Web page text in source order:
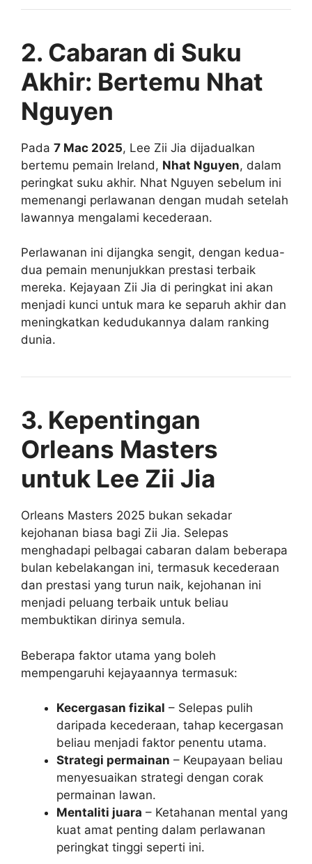
2. Cabaran di Suku
Akhir: Bertemu Nhat
Nguyen
Pada 7 Mac 2025, Lee Zii Jia dijadualkan
bertemu pemain Ireland, Nhat Nguyen, dalam
peringkat suku akhir. Nhat Nguyen sebelum ini
memenangi perlawanan dengan mudah setelah
lawannya mengalami kecederaan.
Perlawanan ini dijangka sengit, dengan kedua-
dua pemain menunjukkan prestasi terbaik
mereka. Kejayaan Zii Jia di peringkat ini akan
menjadi kunci untuk mara ke separuh akhir dan
meningkatkan kedudukannya dalam ranking
dunia.
3. Kepentingan
Orleans Masters
untuk Lee Zii Jia
Orleans Masters 2025 bukan sekadar
kejohanan biasa bagi Zii Jia. Selepas
menghadapi pelbagai cabaran dalam beberapa
bulan kebelakangan ini, termasuk kecederaan
dan prestasi yang turun naik, kejohanan ini
menjadi peluang terbaik untuk beliau
membuktikan dirinya semula.
Beberapa faktor utama yang boleh
mempengaruhi kejayaannya termasuk:
Kecergasan fizikal – Selepas pulih
daripada kecederaan, tahap kecergasan
beliau menjadi faktor penentu utama.
Strategi permainan – Keupayaan beliau
menyesuaikan strategi dengan corak
permainan lawan.
Mentaliti juara – Ketahanan mental yang
kuat amat penting dalam perlawanan
peringkat tinggi seperti ini.